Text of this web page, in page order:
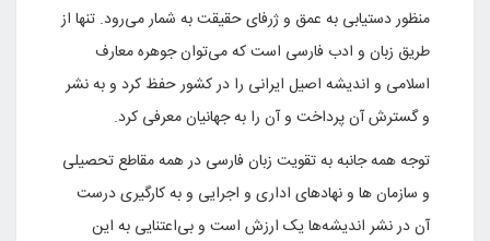
منظور دستیابی به عمق و ژرفای حقیقت به شمار می‌رود. تنها از
طریق زبان و ادب فارسی است که می‌توان جوهره معارف
اسلامی و اندیشه اصیل ایرانی را در کشور حفظ کرد و به نشر
و گسترش آن پرداخت و آن را به جهانیان معرفی کرد.
توجه همه جانبه به تقویت زبان فارسی در همه مقاطع تحصیلی
و سازمان ها و نهادهای اداری و اجرایی و به کارگیری درست
آن در نشر اندیشه‌ها یک ارزش است و بی‌اعتنایی به این